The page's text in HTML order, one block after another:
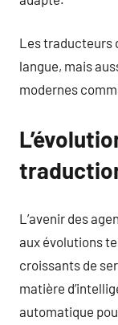
Les traducteurs
langue, mais
modernes
L’avenir des
aux évolutions
croissants de
matière
automatique